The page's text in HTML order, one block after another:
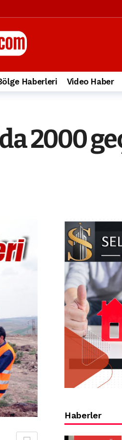
10 ay önce
Haberleri Video Haber
2000
Haberler